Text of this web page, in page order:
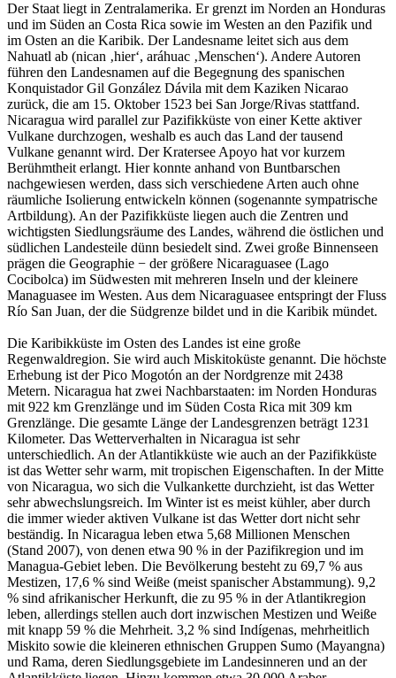
Der Staat liegt in Zentralamerika. Er grenzt im Norden an Honduras
und im Süden an Costa Rica sowie im Westen an den Pazifik und
im Osten an die Karibik. Der Landesname leitet sich aus dem
Nahuatl ab (nican ‚hier‘, aráhuac ‚Menschen‘). Andere Autoren
führen den Landesnamen auf die Begegnung des spanischen
Konquistador Gil González Dávila mit dem Kaziken Nicarao
zurück, die am 15. Oktober 1523 bei San Jorge/Rivas stattfand.
Nicaragua wird parallel zur Pazifikküste von einer Kette aktiver
Vulkane durchzogen, weshalb es auch das Land der tausend
Vulkane genannt wird. Der Kratersee Apoyo hat vor kurzem
Berühmtheit erlangt. Hier konnte anhand von Buntbarschen
nachgewiesen werden, dass sich verschiedene Arten auch ohne
räumliche Isolierung entwickeln können (sogenannte sympatrische
Artbildung). An der Pazifikküste liegen auch die Zentren und
wichtigsten Siedlungsräume des Landes, während die östlichen und
südlichen Landesteile dünn besiedelt sind. Zwei große Binnenseen
prägen die Geographie − der größere Nicaraguasee (Lago
Cocibolca) im Südwesten mit mehreren Inseln und der kleinere
Managuasee im Westen. Aus dem Nicaraguasee entspringt der Fluss
Río San Juan, der die Südgrenze bildet und in die Karibik mündet.
Die Karibikküste im Osten des Landes ist eine große
Regenwaldregion. Sie wird auch Miskitoküste genannt. Die höchste
Erhebung ist der Pico Mogotón an der Nordgrenze mit 2438
Metern. Nicaragua hat zwei Nachbarstaaten: im Norden Honduras
mit 922 km Grenzlänge und im Süden Costa Rica mit 309 km
Grenzlänge. Die gesamte Länge der Landesgrenzen beträgt 1231
Kilometer. Das Wetterverhalten in Nicaragua ist sehr
unterschiedlich. An der Atlantikküste wie auch an der Pazifikküste
ist das Wetter sehr warm, mit tropischen Eigenschaften. In der Mitte
von Nicaragua, wo sich die Vulkankette durchzieht, ist das Wetter
sehr abwechslungsreich. Im Winter ist es meist kühler, aber durch
die immer wieder aktiven Vulkane ist das Wetter dort nicht sehr
beständig. In Nicaragua leben etwa 5,68 Millionen Menschen
(Stand 2007), von denen etwa 90 % in der Pazifikregion und im
Managua-Gebiet leben. Die Bevölkerung besteht zu 69,7 % aus
Mestizen, 17,6 % sind Weiße (meist spanischer Abstammung). 9,2
% sind afrikanischer Herkunft, die zu 95 % in der Atlantikregion
leben, allerdings stellen auch dort inzwischen Mestizen und Weiße
mit knapp 59 % die Mehrheit. 3,2 % sind Indígenas, mehrheitlich
Miskito sowie die kleineren ethnischen Gruppen Sumo (Mayangna)
und Rama, deren Siedlungsgebiete im Landesinneren und an der